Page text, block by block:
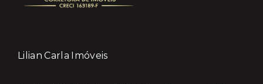
Lilian Carla Imóveis